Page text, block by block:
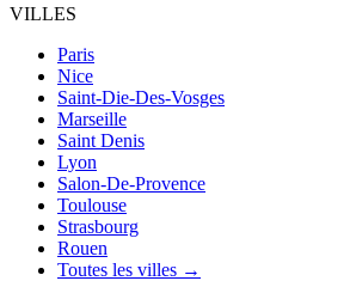
VILLES
Paris
Nice
Saint-Die-Des-Vosges
Marseille
Saint Denis
Lyon
Salon-De-Provence
Toulouse
Strasbourg
Rouen
Toutes les villes →